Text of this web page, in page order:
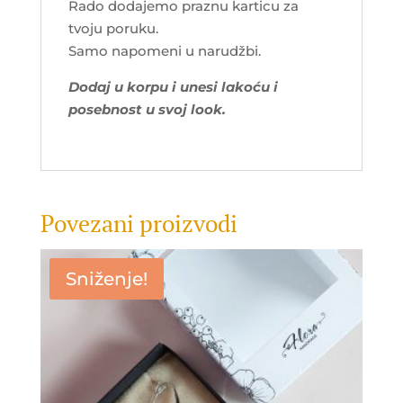
Rado dodajemo praznu karticu za
tvoju poruku.
Samo napomeni u narudžbi.
Dodaj u korpu i unesi lakoću i
posebnost u svoj look.
Povezani proizvodi
Sniženje!